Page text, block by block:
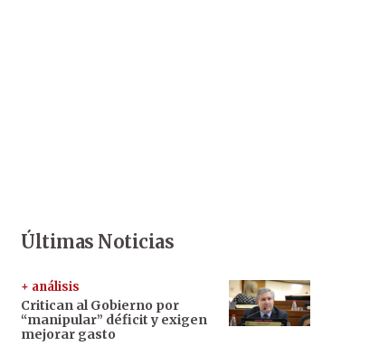
Últimas Noticias
+ análisis
Critican al Gobierno por
“manipular” déficit y exigen
mejorar gasto